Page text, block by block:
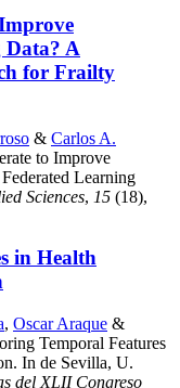
A
for Frailty
& Carlos A.
to Improve
Learning
Sciences, 15 (18),
in Health
, Oscar Araque &
Temporal Features
In de Sevilla, U.
del XLII Congreso